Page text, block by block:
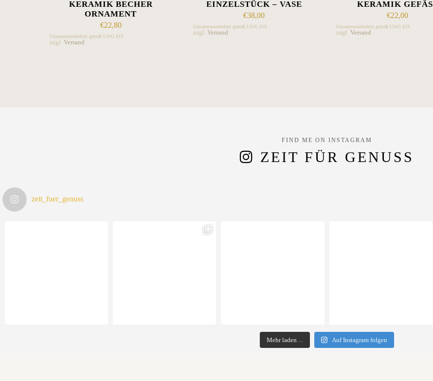
KERAMIK BECHER
ORNAMENT
€22,80
Umsatzsteuerbefreit gemäß UStG §19
zzgl. Versand
EINZELSTÜCK – VASE
€38,00
Umsatzsteuerbefreit gemäß UStG §19
zzgl. Versand
KERAMIK GEFÄSS
€22,00
Umsatzsteuerbefreit gemäß UStG §19
zzgl.Versand
FIND ME ON INSTAGRAM
ZEIT FÜR GENUSS
zeit_fuer_genuss
Mehr laden… Auf Instagram folgen